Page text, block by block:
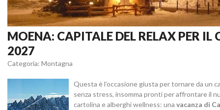
MOENA: CAPITALE DEL RELAX PER IL
2027
Categoria: Montagna
Questa è l’occasione giusta per tornare da un
senza stress, insomma pronti per affrontare il
cartolina e alberghi wellness: una vacanza di